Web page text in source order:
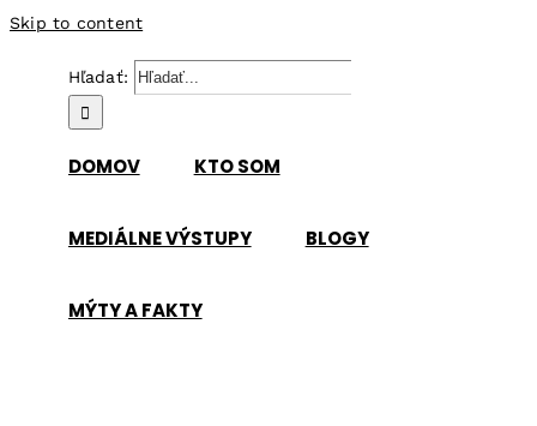
Skip to content
Hľadať:
DOMOV KTO SOM
MEDIÁLNE VÝSTUPY BLOGY
MÝTY A FAKTY